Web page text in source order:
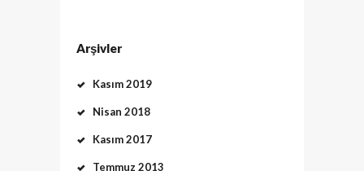
Arşivler
Kasım 2019
Nisan 2018
Kasım 2017
Temmuz 2013